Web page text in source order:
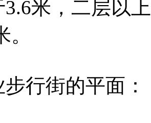
米，二层以
行街的平面：